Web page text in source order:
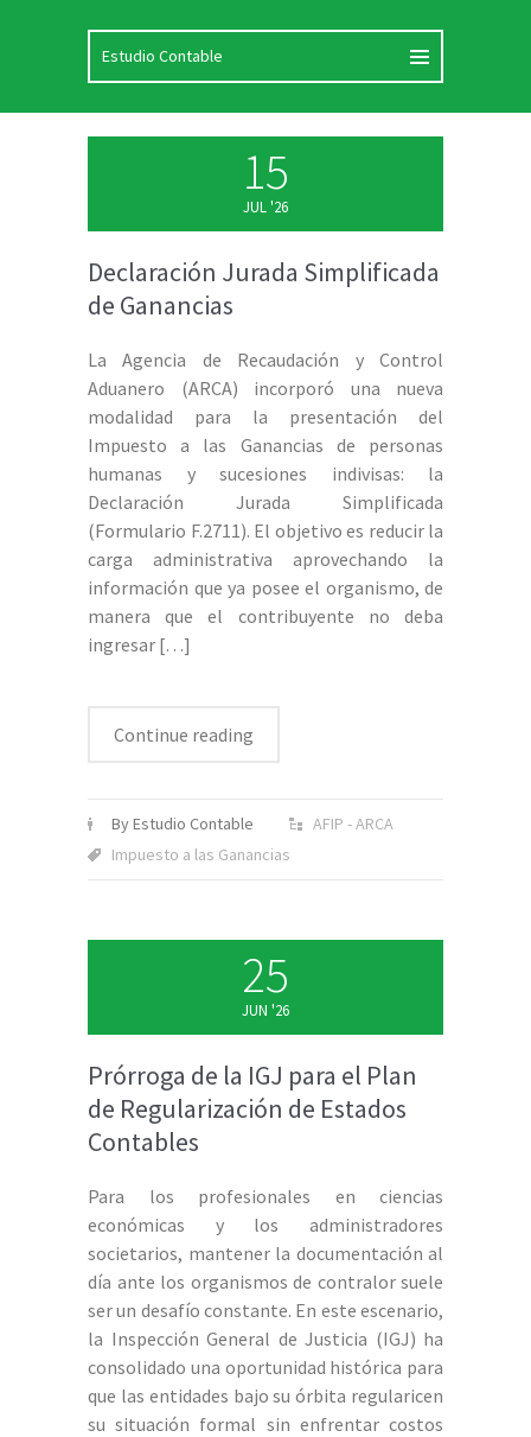
15
JUL '26
Declaración Jurada Simplificada
de Ganancias
La Agencia de Recaudación y Control
Aduanero (ARCA) incorporó una nueva
modalidad para la presentación del
Impuesto a las Ganancias de personas
humanas y sucesiones indivisas: la
Declaración Jurada Simplificada
(Formulario F.2711). El objetivo es reducir la
carga administrativa aprovechando la
información que ya posee el organismo, de
manera que el contribuyente no deba
ingresar […]
Continue reading
By Estudio Contable
AFIP - ARCA
Impuesto a las Ganancias
25
JUN '26
Prórroga de la IGJ para el Plan
de Regularización de Estados
Contables
Para los profesionales en ciencias
económicas y los administradores
societarios, mantener la documentación al
día ante los organismos de contralor suele
ser un desafío constante. En este escenario,
la Inspección General de Justicia (IGJ) ha
consolidado una oportunidad histórica para
que las entidades bajo su órbita regularicen
su situación formal sin enfrentar costos